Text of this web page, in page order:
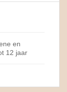
en
12 jaar